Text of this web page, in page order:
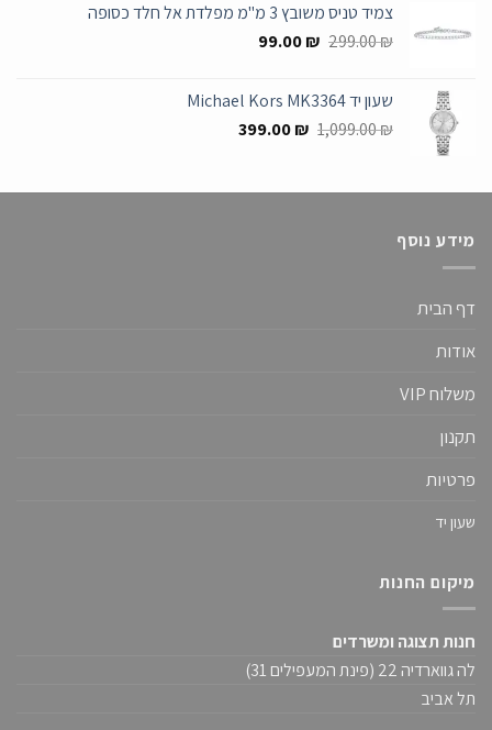
1,349.00 ₪.
699.00 ₪.
צמיד טניס משובץ 3 מ"מ מפלדת אל חלד כסופה
299.00₪
המחיר
299.00 ₪.
99.00₪
המחיר
99.00 ₪.
שעון יד Michael Kors MK3364
1,099.00₪
המחיר
1,099.00 ₪.
399.00₪
המחיר
399.00 ₪.
מידע נוסף
דף הבית
אודות
משלוח VIP
תקנון
פרטיות
שעון יד
מיקום החנות
חנות תצוגה ומשרדים
לה גווארדיה 22 (פינת המעפילים 31)
תל אביב